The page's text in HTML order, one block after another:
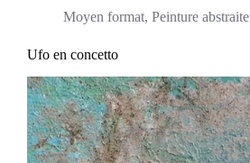
Moyen format, Peinture abstraite
Ufo en concetto